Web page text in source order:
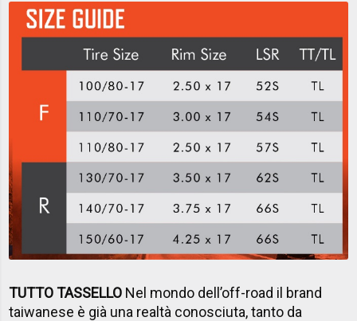
TUTTO TASSELLO Nel mondo dell’off-road il brand
taiwanese è già una realtà conosciuta, tanto da